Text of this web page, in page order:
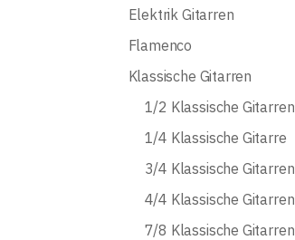
Elektrik Gitarren
Flamenco
Klassische Gitarren
1/2 Klassische Gitarren
1/4 Klassische Gitarre
3/4 Klassische Gitarren
4/4 Klassische Gitarren
7/8 Klassische Gitarren